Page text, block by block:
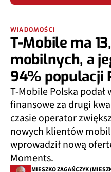
WIADOMOŚCI
T-Mobile ma
mobilnych, a
94% populacji
T-Mobile Polska
finansowe za drugi
czasie operator
nowych klientów
wprowadził nową
Moments.
MIESZKO ZAGAŃCZYK